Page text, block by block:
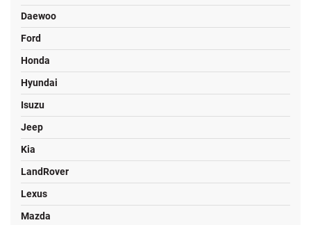
Daewoo
Ford
Honda
Hyundai
Isuzu
Jeep
Kia
LandRover
Lexus
Mazda